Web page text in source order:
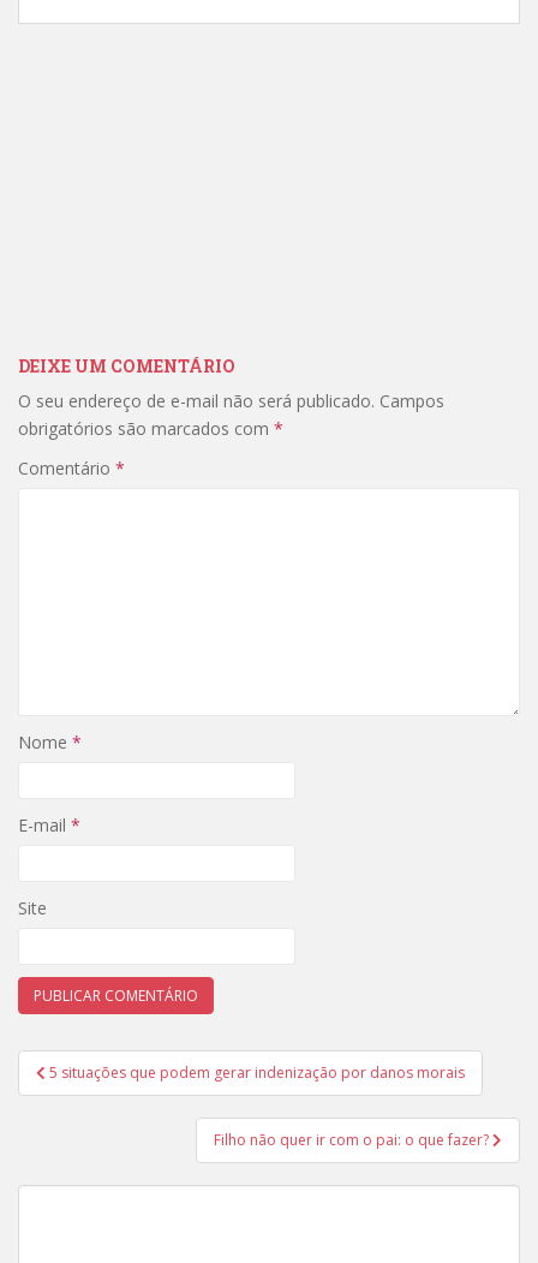
DEIXE UM COMENTÁRIO
O seu endereço de e-mail não será publicado. Campos
obrigatórios são marcados com *
Comentário *
Nome *
E-mail *
Site
Navegação
de
5 situações que podem gerar indenização por danos morais
Filho não quer ir com o pai: o que fazer?